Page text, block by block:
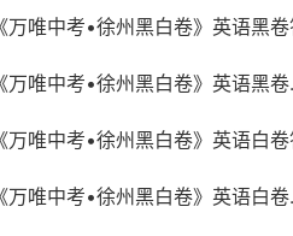
唯中考•徐州黑白卷》英语黑
唯中考•徐州黑白卷》英语黑
唯中考•徐州黑白卷》英语白
唯中考•徐州黑白卷》英语白卷